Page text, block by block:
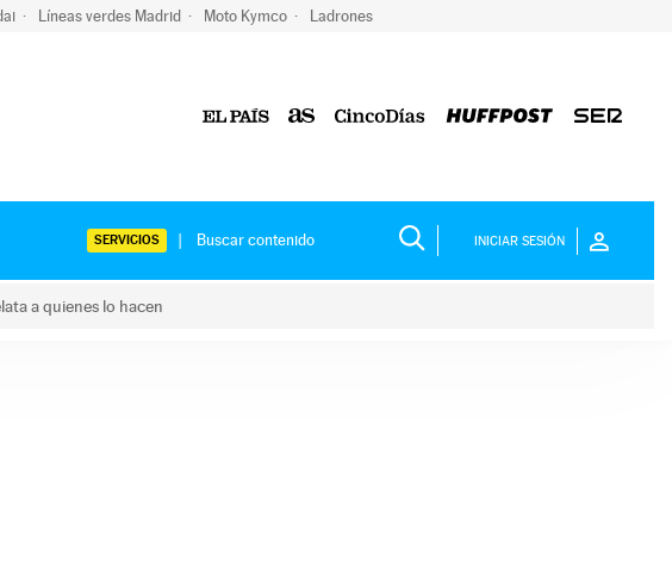
Líneas verdes Madrid Moto Kymco Ladrones
SERVICIOS INICIAR SESIÓN
a quienes lo hacen